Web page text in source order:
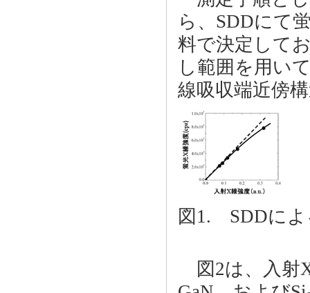
ら、SDDにて
料で決定して
し範囲を用い
線吸収端近傍
図1. SDDによ
図2は、入射